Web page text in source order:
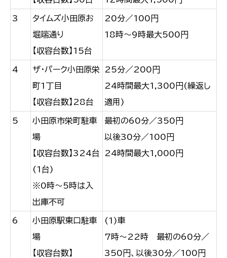
3
タイムズ小田原お
堀端通り
【収容台数】15台
20分／100円
18時～9時最大500円
4
ザ・パーク小田原栄
町1丁目
【収容台数】28台
25分／200円
24時間最大1,300円(繰返し
適用)
5
小田原市栄町駐車
場
【収容台数】324台
(1台)
※0時～5時は入
出庫不可
最初の60分／350円
以後30分／100円
24時間最大1,000円
6
小田原駅東口駐車
場
【収容台数】
(1)車
7時～22時 最初の60分／
350円、以後30分／100円